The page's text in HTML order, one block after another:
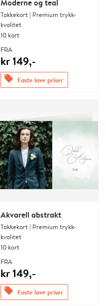
Moderne og teal
Takkekort | Premium trykk-
kvalitet
10 kort
FRA
kr 149,-
offers Faste lave priser
Akvarell abstrakt
Takkekort | Premium trykk-
kvalitet
10 kort
FRA
kr 149,-
offers Faste lave priser